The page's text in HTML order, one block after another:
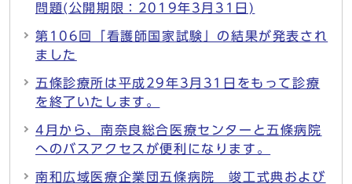
問題(公開期限：2019年3月31日)
第106回「看護師国家試験」の結果が発表され
ました
五條診療所は平成29年3月31日をもって診療
を終了いたします。
4月から、南奈良総合医療センターと五條病院
へのバスアクセスが便利になります。
南和広域医療企業団五條病院 竣工式典および